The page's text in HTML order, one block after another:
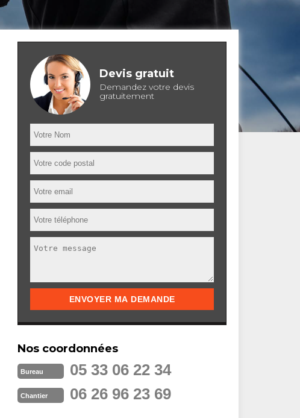
Devis gratuit
Demandez votre devis
gratuitement
Nos coordonnées
Bureau 05 33 06 22 34
Chantier 06 26 96 23 69